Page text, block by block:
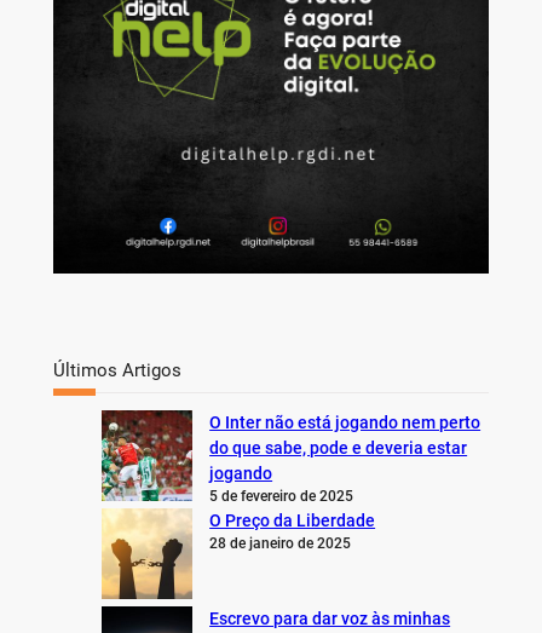
Últimos Artigos
O Inter não está jogando nem perto
do que sabe, pode e deveria estar
jogando
5 de fevereiro de 2025
O Preço da Liberdade
28 de janeiro de 2025
Escrevo para dar voz às minhas